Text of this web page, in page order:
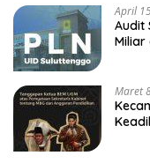
April
Audit
Miliar
Maret